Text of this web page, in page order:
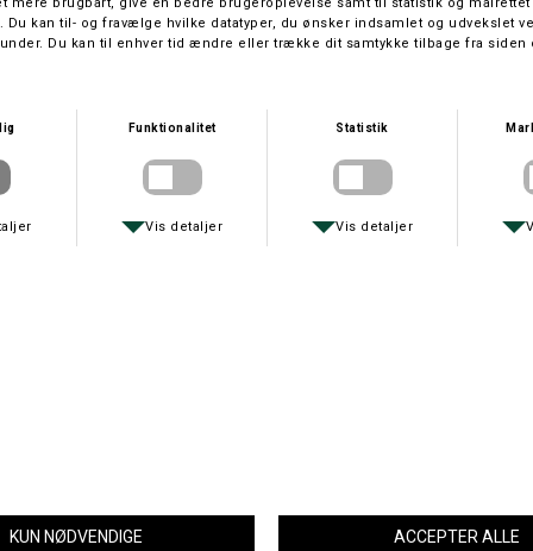
STANLEY
DKK 299,-
STANLEY